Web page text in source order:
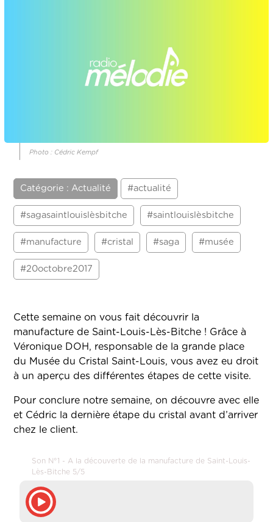
Photo : Cédric Kempf
Catégorie : Actualité #actualité
#sagasaintlouislèsbitche #saintlouislèsbitche
#manufacture #cristal #saga #musée
#20octobre2017
Cette semaine on vous fait découvrir la
manufacture de Saint-Louis-Lès-Bitche ! Grâce à
Véronique DOH, responsable de la grande place
du Musée du Cristal Saint-Louis, vous avez eu droit
à un aperçu des différentes étapes de cette visite.
Pour conclure notre semaine, on découvre avec elle
et Cédric la dernière étape du cristal avant d’arriver
chez le client.
Son N°1 - A la découverte de la manufacture de Saint-Louis-
Lès-Bitche 5/5